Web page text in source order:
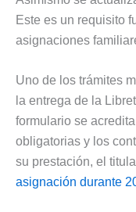
Este es un requisito
asignaciones
Uno de los trámites
la entrega de la
formulario se
obligatorias y los
su prestación, el
asignación durante